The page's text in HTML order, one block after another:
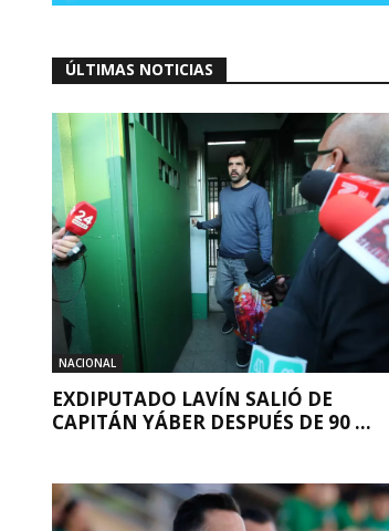
ÚLTIMAS NOTICIAS
NACIONAL
EXDIPUTADO LAVÍN SALIÓ DE
CAPITÁN YÁBER DESPUÉS DE 90 ...